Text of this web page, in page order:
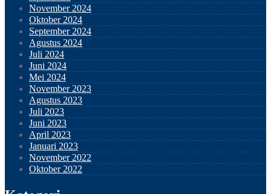
November 2024
Oktober 2024
September 2024
Agustus 2024
Juli 2024
Juni 2024
Mei 2024
November 2023
Agustus 2023
Juli 2023
Juni 2023
April 2023
Januari 2023
November 2022
Oktober 2022